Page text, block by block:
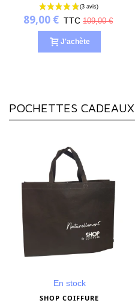
89,00 € TTC 109,00 €
J'achète
POCHETTES CADEAUX
En stock
SHOP COIFFURE